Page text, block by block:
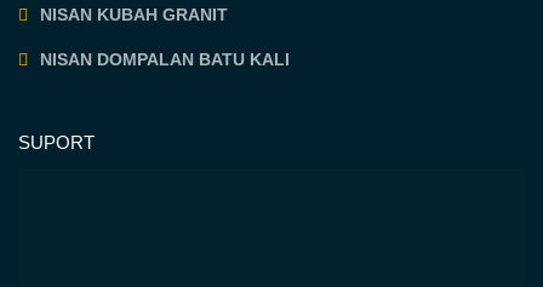
NISAN KUBAH GRANIT
NISAN DOMPALAN BATU KALI
SUPORT